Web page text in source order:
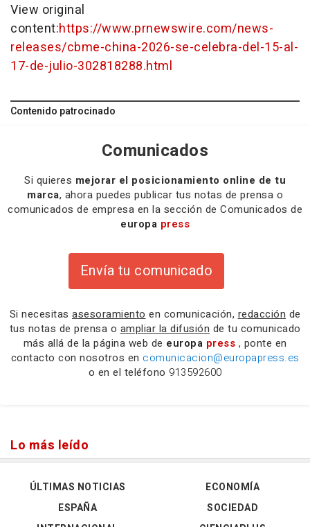
View original
content:https://www.prnewswire.com/news-
releases/cbme-china-2026-se-celebra-del-15-al-
17-de-julio-302818288.html
Contenido patrocinado
Comunicados
Si quieres mejorar el posicionamiento online de tu
marca, ahora puedes publicar tus notas de prensa o
comunicados de empresa en la sección de Comunicados de
europa press
Envía tu comunicado
Si necesitas asesoramiento en comunicación, redacción de
tus notas de prensa o ampliar la difusión de tu comunicado
más allá de la página web de europa press , ponte en
contacto con nosotros en comunicacion@europapress.es
o en el teléfono 913592600
Lo más leído
ÚLTIMAS NOTICIAS
ESPAÑA
ECONOMÍA
SOCIEDAD